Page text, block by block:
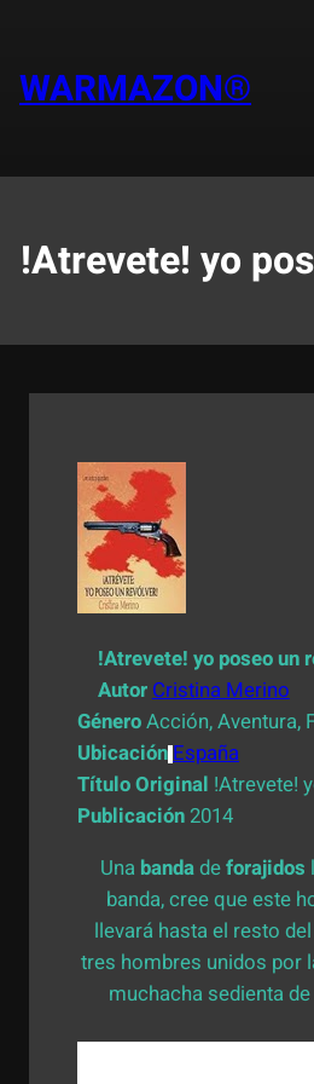
contenido
WARMAZON®
!Atrevete! yo
!Atrevete! yo poseo un
Autor Cristina Merino
GéneroAcción, Aventura,
Ubicación España
Título Original !Atrevete!
Publicación 2014
Una bandadeforajidos
banda, cree que este
llevará hasta el resto
tres hombres unidos por
muchacha sedienta